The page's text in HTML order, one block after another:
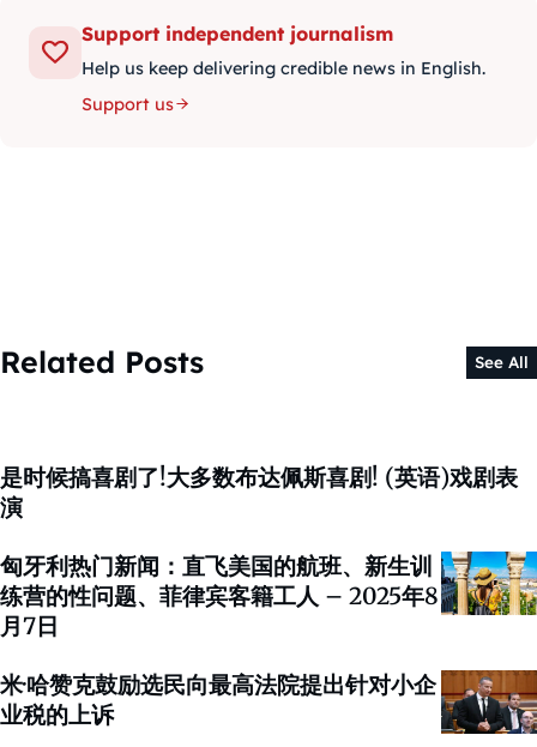
Support independent journalism
Help us keep delivering credible news in English.
Support us
Related Posts See All
是时候搞喜剧了!大多数布达佩斯喜剧! (英语)戏剧表
演
匈牙利热门新闻：直飞美国的航班、新生训
练营的性问题、菲律宾客籍工人 – 2025年8
月7日
米·哈赞克鼓励选民向最高法院提出针对小企
业税的上诉